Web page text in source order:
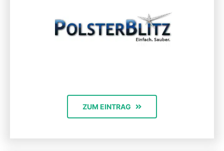
ZUM EINTRAG